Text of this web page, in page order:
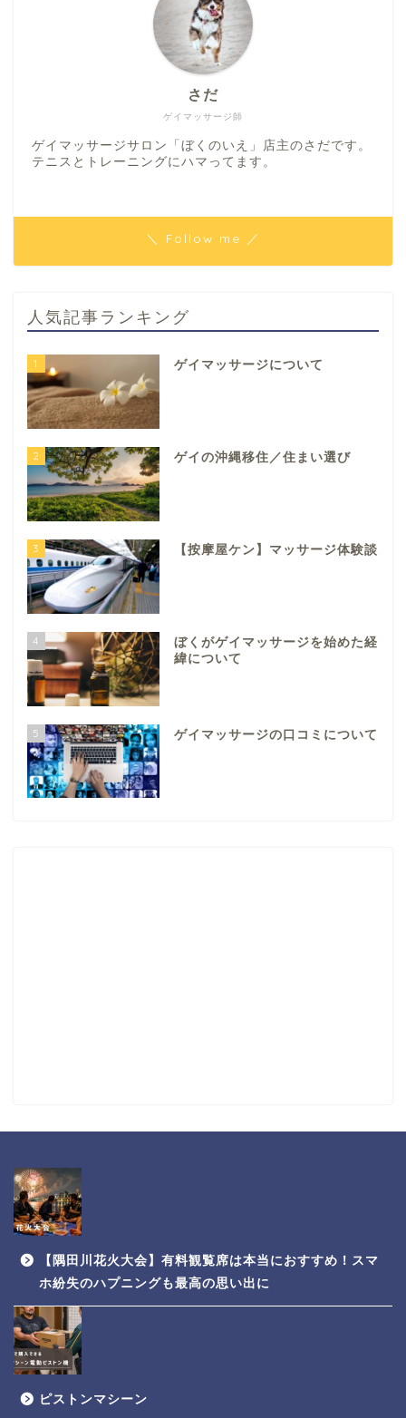
ゲイマッサージ師
さだ
ゲイマッサージサロン「ぼくのいえ」店主のさだです。
テニスとトレーニングにハマってます。
＼ Follow me ／
人気記事ランキング
1 ゲイマッサージについて
2 ゲイの沖縄移住／住まい選び
3 【按摩屋ケン】マッサージ体験談
4
ぼくがゲイマッサージを始めた経
緯について
5 ゲイマッサージの口コミについて
【隅田川花火大会】有料観覧席は本当におすすめ！スマ
ホ紛失のハプニングも最高の思い出に
ピストンマシーン